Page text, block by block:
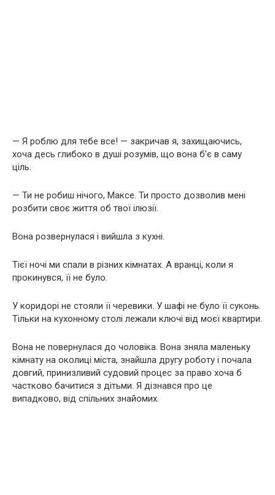
— Я роблю для тебе все! — закричав я, захищаючись,
хоча десь глибоко в душі розумів, що вона б’є в саму
ціль.
— Ти не робиш нічого, Максе. Ти просто дозволив мені
розбити своє життя об твої ілюзії.
Вона розвернулася і вийшла з кухні.
Тієї ночі ми спали в різних кімнатах. А вранці, коли я
прокинувся, її не було.
У коридорі не стояли її черевики. У шафі не було її суконь.
Тільки на кухонному столі лежали ключі від моєї квартири.
Вона не повернулася до чоловіка. Вона зняла маленьку
кімнату на околиці міста, знайшла другу роботу і почала
довгий, принизливий судовий процес за право хоча б
частково бачитися з дітьми. Я дізнався про це
випадково, від спільних знайомих.